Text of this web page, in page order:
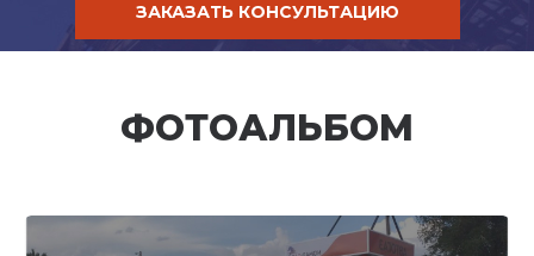
ЗАКАЗАТЬ КОНСУЛЬТАЦИЮ
ФОТОАЛЬБОМ